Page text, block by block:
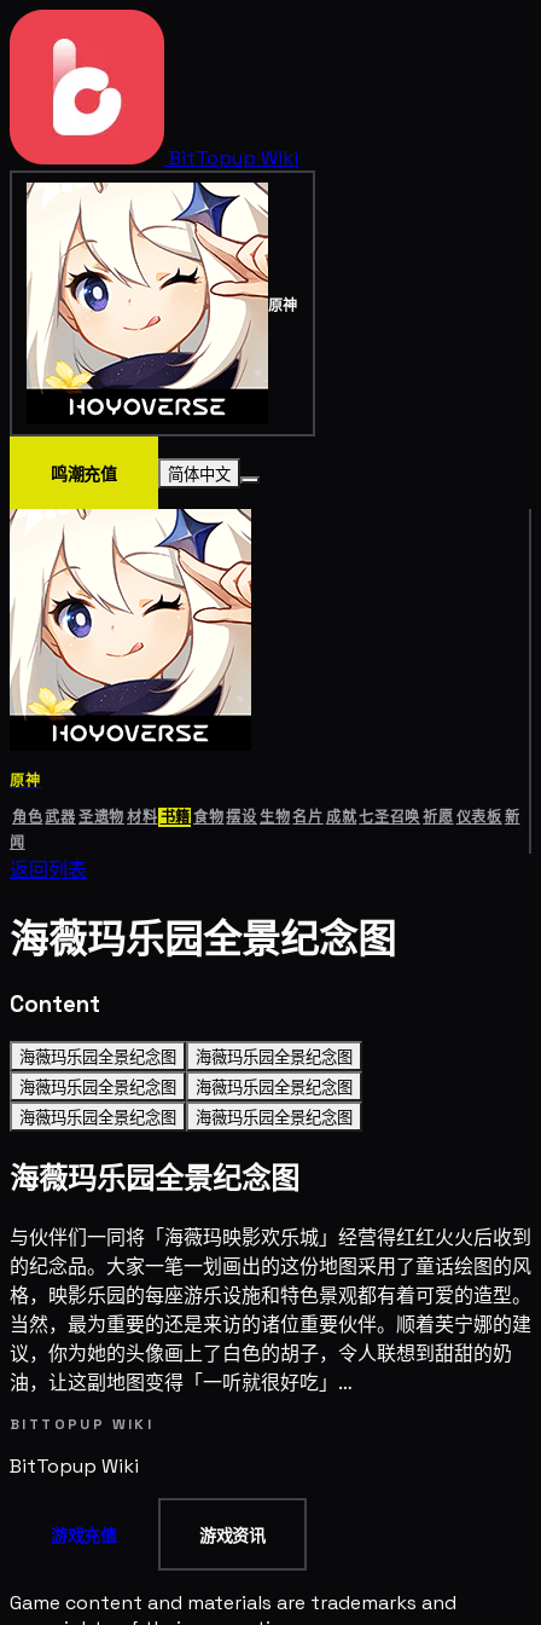
BitTopup Wiki
原神
鸣潮充值 简体中文
原神
角色武器圣遗物材料书籍食物摆设生物名片成就七圣召唤祈愿仪表板新
闻
返回列表
海薇玛乐园全景纪念图
Content
海薇玛乐园全景纪念图
海薇玛乐园全景纪念图
海薇玛乐园全景纪念图
海薇玛乐园全景纪念图
海薇玛乐园全景纪念图
海薇玛乐园全景纪念图
海薇玛乐园全景纪念图
与伙伴们一同将「海薇玛映影欢乐城」经营得红红火火后收到
的纪念品。大家一笔一划画出的这份地图采用了童话绘图的风
格，映影乐园的每座游乐设施和特色景观都有着可爱的造型。
当然，最为重要的还是来访的诸位重要伙伴。顺着芙宁娜的建
议，你为她的头像画上了白色的胡子，令人联想到甜甜的奶
油，让这副地图变得「一听就很好吃」…
BITTOPUP WIKI
BitTopup Wiki
游戏充值 游戏资讯
Game content and materials are trademarks and